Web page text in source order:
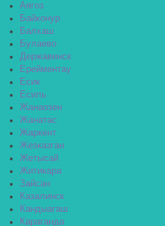
Аягоз
Байконур
Балхаш
Булаево
Державинск
Ерейментау
Есик
Есиль
Жанаозен
Жанатас
Жаркент
Жезказган
Жетысай
Житикара
Зайсан
Казалинск
Кандыагаш
Караганда